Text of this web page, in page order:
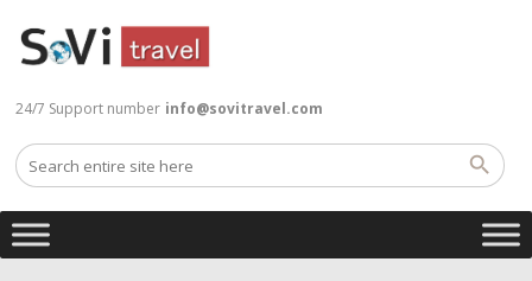
24/7 Support number info@sovitravel.com